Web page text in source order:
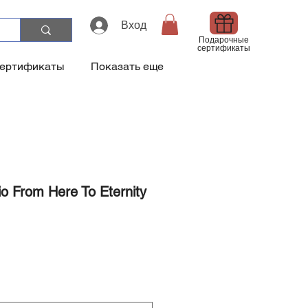
Вход
Подарочные
сертификаты
Показать еще
From Here To Eternity